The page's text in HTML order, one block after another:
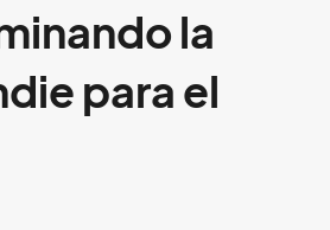
la
para el